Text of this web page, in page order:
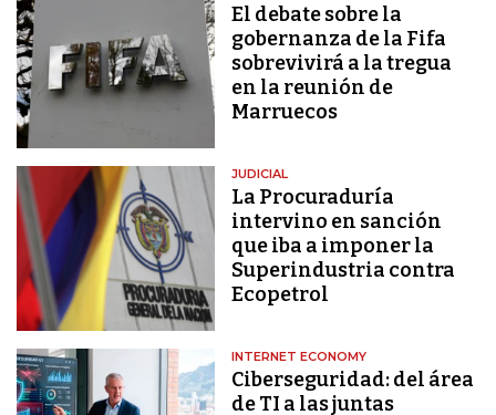
El debate sobre la
gobernanza de la Fifa
sobrevivirá a la tregua
en la reunión de
Marruecos
JUDICIAL
La Procuraduría
intervino en sanción
que iba a imponer la
Superindustria contra
Ecopetrol
INTERNET ECONOMY
Ciberseguridad: del área
de TI a las juntas